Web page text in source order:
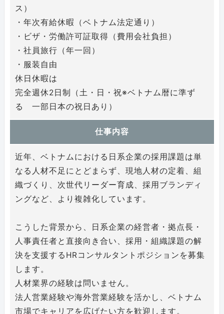
ス）
・年次有給休暇（ベトナム法定通り）
・ビザ・労働許可証取得（費用会社負担）
・社員旅行（年一回）
・服装自由
休日休暇は
完全週休2日制（土・日・祝※ベトナム暦に準ず
る 一部日本の祝日あり）
仕事内容
近年、ベトナムにおける日系企業の採用課題は単
なる人材不足にとどまらず、現地人材の定着、組
織づくり、次世代リーダー育成、採用ブランディ
ングなど、より複雑化しています。
こうした背景から、日系企業の経営者・拠点長・
人事責任者と直接向き合い、採用・組織課題の解
決を支援するHRコンサルタントポジションを募集
します。
人材業界の経験は問いません。
法人営業経験や海外営業経験を活かし、ベトナム
市場でキャリアを広げたい方を歓迎します。